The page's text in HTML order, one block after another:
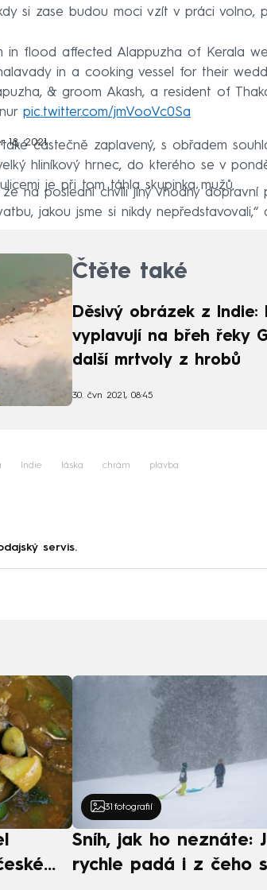
si zase budou moci vzít v práci volno,
in flood affected Alappuzha of Kerala
in a cooking vessel for their
& groom Akash, a resident of
pic.twitter.com/jmVooVc0Sa
18, 2021částečně zaplavený, s obřadem
hliníkový hrnec, do kterého se v
je při tom táhla skupinka mužů.
na poslední chvíli jiný vhodný dopravní
jakou jsme si nikdy nepředstavovali,“
Čtěte také
Děsivý obrázek z Indie:
vyplavují na břeh řeky
další mrtvoly z hrobů
30. čvn 2021, 08:45
Indie láska chrám plavba
servis.
31 fotografií
Sníh, jak ho neznáte:
rychle padá i z čeho